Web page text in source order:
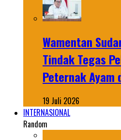
Wamentan
Tindak Tegas
Peternak Ayam
19 Juli 2026
INTERNASIONAL
Random